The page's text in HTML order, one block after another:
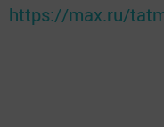
https://max.ru/